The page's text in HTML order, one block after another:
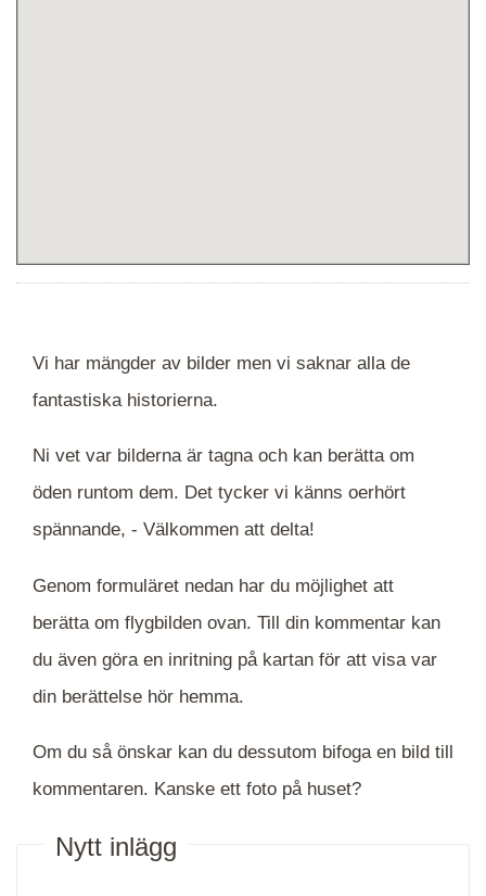
Vi har mängder av bilder men vi saknar alla de
fantastiska historierna.
Ni vet var bilderna är tagna och kan berätta om
öden runtom dem. Det tycker vi känns oerhört
spännande, - Välkommen att delta!
Genom formuläret nedan har du möjlighet att
berätta om flygbilden ovan. Till din kommentar kan
du även göra en inritning på kartan för att visa var
din berättelse hör hemma.
Om du så önskar kan du dessutom bifoga en bild till
kommentaren. Kanske ett foto på huset?
Nytt inlägg